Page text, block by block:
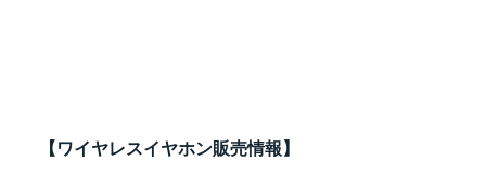
【ワイヤレスイヤホン販売情報】